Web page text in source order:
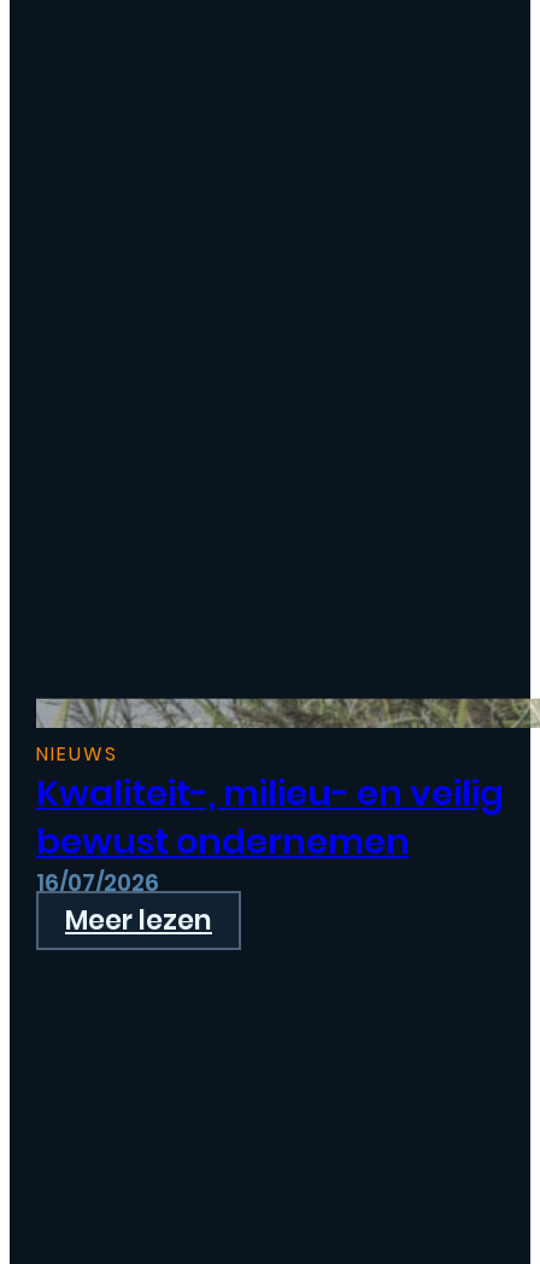
NIEUWS
Kwaliteit-, milieu- en veilig
bewust ondernemen
16/07/2026
Meer lezen